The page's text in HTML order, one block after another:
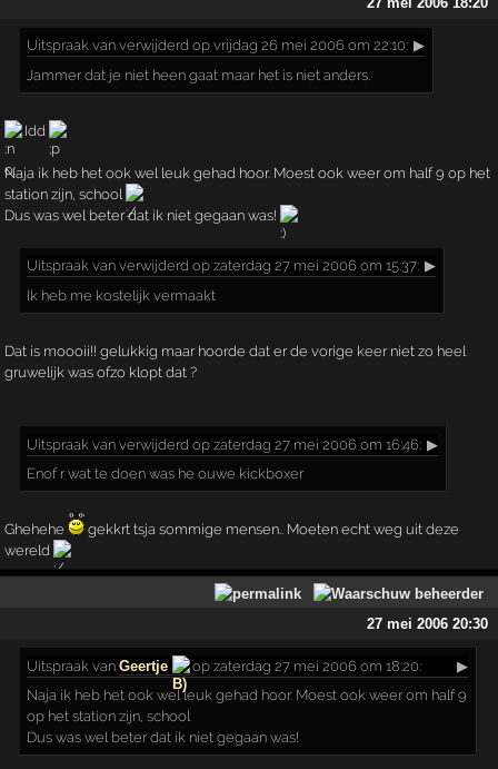
Uitspraak van verwijderd op vrijdag 26 mei 2006 om 22:10: ▶
Jammer dat je niet heen gaat maar het is niet anders.
Idd
Naja ik heb het ook wel leuk gehad hoor. Moest ook weer om half 9 op het
station zijn, school
Dus was wel beter dat ik niet gegaan was!
Uitspraak van verwijderd op zaterdag 27 mei 2006 om 15:37: ▶
Ik heb me kostelijk vermaakt
Dat is moooii!! gelukkig maar hoorde dat er de vorige keer niet zo heel
gruwelijk was ofzo klopt dat ?
Uitspraak van verwijderd op zaterdag 27 mei 2006 om 16:46: ▶
Enof r wat te doen was he ouwe kickboxer
Ghehehe
gekkrt tsja sommige mensen.. Moeten echt weg uit deze
wereld
27 mei 2006 20:30
Uitspraak vanGeertje op zaterdag 27 mei 2006 om 18:20:
▶
Naja ik heb het ook wel leuk gehad hoor. Moest ook weer om half 9
op het station zijn, school
Dus was wel beter dat ik niet gegaan was!